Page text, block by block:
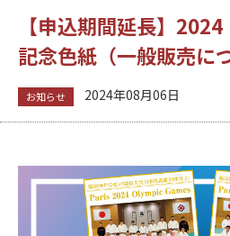
【申込期間延長】
記念色紙（一般販売に
お知らせ 2024年08月06日